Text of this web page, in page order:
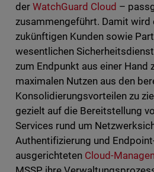
der WatchGuard Cloud –
zusammengeführt. Damit wird
zukünftigen Kunden sowie
wesentlichen
zum Endpunkt aus einer Hand
maximalen Nutzen aus den
Konsolidierungsvorteilen zu
gezielt auf die Bereitstellung
Services rund um
Authentifizierung und
ausgerichteten Cloud-